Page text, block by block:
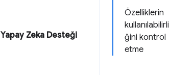
Özelliklerin
kullanılabilirli
ğini kontrol
etme
Yapay Zeka Desteği